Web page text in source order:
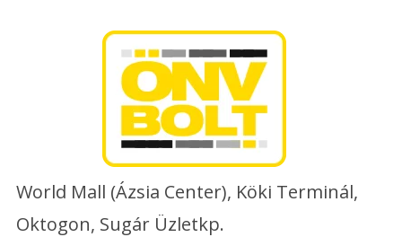
World Mall (Ázsia Center), Köki Terminál,
Oktogon, Sugár Üzletkp.